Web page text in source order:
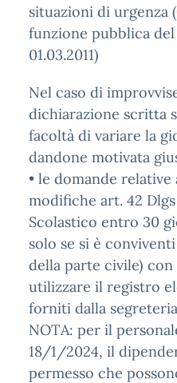
situazioni di urgenza
funzione pubblica del
01.03.2011)
Nel caso di
dichiarazione scritta
facoltà di variare la
dandone motivata
• le domande
modifiche art. 42
Scolastico entro 30
solo se si è
della parte civile)
utilizzare il registro
forniti dalla
NOTA: per il
18/1/2024, il
permesso che